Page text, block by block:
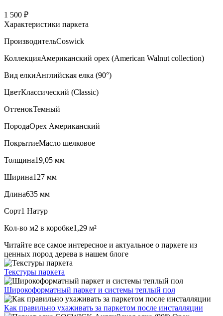
1 500 ₽
Характеристики паркета
ПроизводительCoswick
КоллекцияАмериканский орех (American Walnut collection)
Вид елкиАнглийская елка (90°)
ЦветКлассический (Classic)
ОттенокТемный
ПородаОрех Американский
ПокрытиеМасло шелковое
Толщина19,05 мм
Ширина127 мм
Длина635 мм
Сорт1 Натур
Кол-во м2 в коробке1,29 м²
Читайте все самое интересное и актуальное о паркете из
ценных пород дерева в нашем блоге
Текстуры паркета
Широкоформатный паркет и системы теплый пол
Как правильно ухаживать за паркетом после инсталляции